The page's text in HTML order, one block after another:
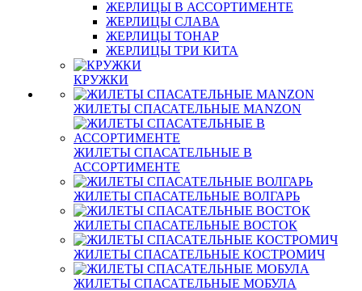
ЖЕРЛИЦЫ В АССОРТИМЕНТЕ
ЖЕРЛИЦЫ СЛАВА
ЖЕРЛИЦЫ ТОНАР
ЖЕРЛИЦЫ ТРИ КИТА
КРУЖКИ
ЖИЛЕТЫ СПАСАТЕЛЬНЫЕ MANZON
ЖИЛЕТЫ СПАСАТЕЛЬНЫЕ В
АССОРТИМЕНТЕ
ЖИЛЕТЫ СПАСАТЕЛЬНЫЕ ВОЛГАРЬ
ЖИЛЕТЫ СПАСАТЕЛЬНЫЕ ВОСТОК
ЖИЛЕТЫ СПАСАТЕЛЬНЫЕ КОСТРОМИЧ
ЖИЛЕТЫ СПАСАТЕЛЬНЫЕ МОБУЛА